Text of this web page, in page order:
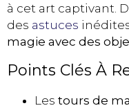
à cet art captivant.
des astuces
magie avec des
Points Clés À
Les tours de